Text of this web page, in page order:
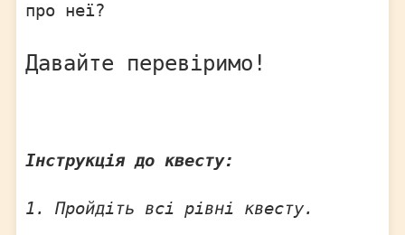
про неї?
Давайте перевіримо!
Інструкція до квесту:
1. Пройдіть всі рівні квесту.